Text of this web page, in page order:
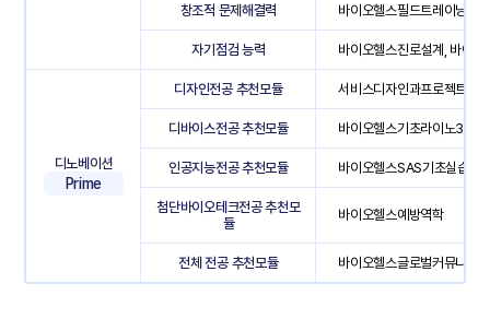
창조적 문제해결력 바이오헬스필드트레이닝,
자기점검 능력 바이오헬스진로설계, 바이오
디노베이션
Prime
디자인전공 추천모듈 서비스디자인과프로젝트관
디바이스전공 추천모듈 바이오헬스기초라이노3D
인공지능전공 추천모듈 바이오헬스SAS기초실습,
첨단바이오테크전공 추천모
듈
바이오헬스예방역학
전체 전공 추천모듈 바이오헬스글로벌커뮤니케